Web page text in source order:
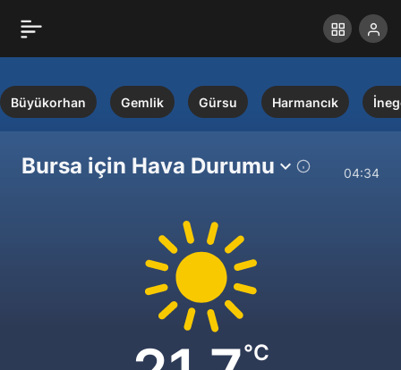
Büyükorhan Gemlik Gürsu Harmancık
Bursa için Hava Durumu 04:34
°C